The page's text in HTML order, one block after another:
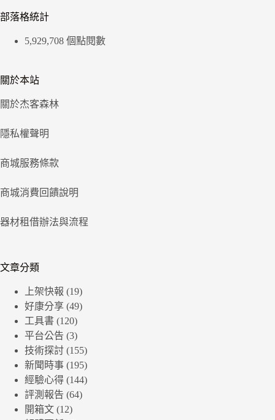
部落格統計
5,929,708 個點閱數
關於本站
關於杰客森林
隱私權聲明
商城服務條款
商城消費回饋說明
器材租借辦法與流程
文章分類
上架快報 (19)
好康分享 (49)
工具書 (120)
平台公告 (3)
技術探討 (155)
新聞時事 (195)
經驗心得 (144)
評測報告 (64)
開箱文 (12)